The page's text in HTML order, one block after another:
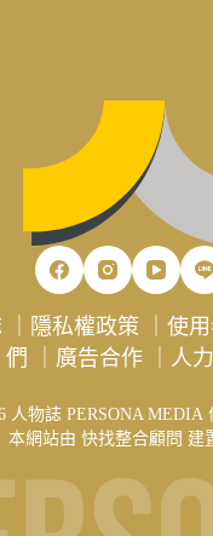
隱私權政策 ｜使
們
廣告合作｜ 人
人物誌 PERSONA MEDIA
本網站由 快找整合顧問 建